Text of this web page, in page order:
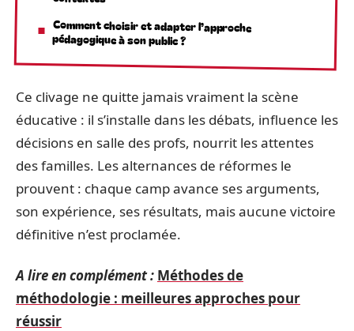
Comment choisir et adapter l’approche
pédagogique à son public ?
Ce clivage ne quitte jamais vraiment la scène
éducative : il s’installe dans les débats, influence les
décisions en salle des profs, nourrit les attentes
des familles. Les alternances de réformes le
prouvent : chaque camp avance ses arguments,
son expérience, ses résultats, mais aucune victoire
définitive n’est proclamée.
A lire en complément : Méthodes de
méthodologie : meilleures approches pour
réussir